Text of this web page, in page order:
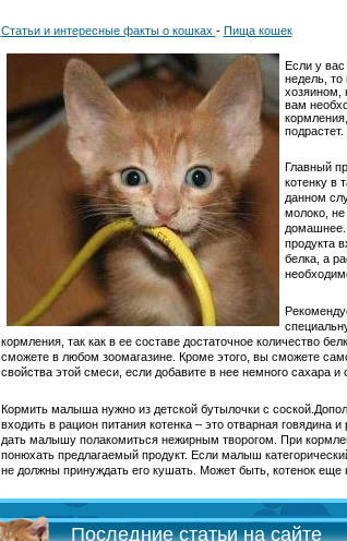
Статьи и интересные факты о кошках - Пища кошек
Если у вас
недель, то
хозяином,
вам
подрастет.
Главный
котенку в
данном
молоко, не
домашнее.
продукта
белка, а
кормления, так как в ее составе достаточное количество
сможете в любом зоомагазине. Кроме этого, вы сможете
свойства этой смеси, если добавите в нее немного сахара и
Кормить малыша нужно из детской бутылочки с соской.
входить в рацион питания котенка – это отварная говядина
дать малышу полакомиться нежирным творогом. При
понюхать предлагаемый продукт. Если малыш
не должны принуждать его кушать. Может быть, котенок еще
Последние статьи на сайте